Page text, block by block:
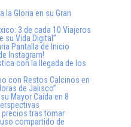
la Gloria en su Gran
3 de cada 10 Viajeros
su Vida Digital”
Pantalla de Inicio
Instagram!
con la llegada de los
con Restos Calcinos en
de Jalisco”
Mayor Caída en 8
precios tras tomar
compartido de